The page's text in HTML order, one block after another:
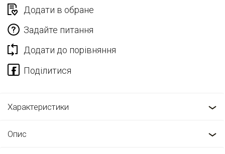
Додати в обране
Задайте питання
Додати до порівняння
Характеристики
Опис